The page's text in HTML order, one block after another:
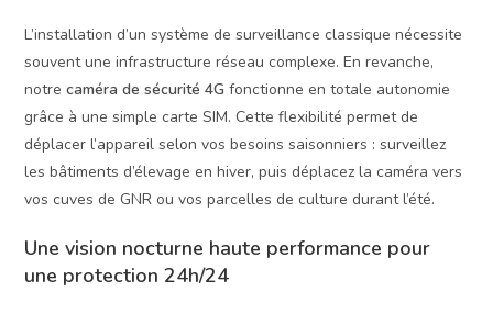
L’installation d’un système de surveillance classique nécessite
souvent une infrastructure réseau complexe. En revanche,
notrecaméra de sécurité 4G fonctionne en totale autonomie
grâce à une simple carte SIM. Cette flexibilité permet de
déplacer l’appareil selon vos besoins saisonniers : surveillez
les bâtiments d’élevage en hiver, puis déplacez la caméra vers
vos cuves de GNR ou vos parcelles de culture durant l’été.
Une vision nocturne haute performance pour
une protection 24h/24